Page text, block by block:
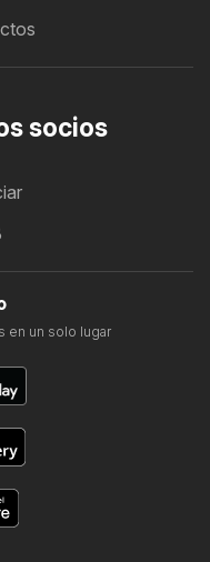
socios
en un solo lugar